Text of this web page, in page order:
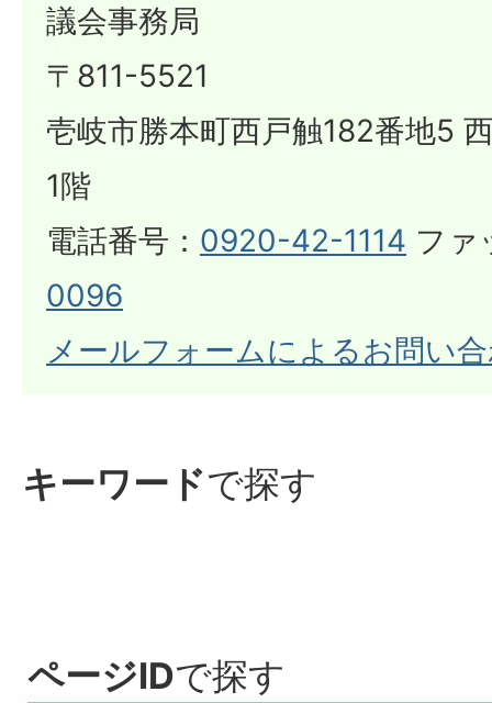
議会事務局
〒811-5521
壱岐市勝本町西戸触182番地5
1階
電話番号： 0920-42-1114 ファ
0096
メールフォームによるお問い
キーワードで探す
ページIDで探す